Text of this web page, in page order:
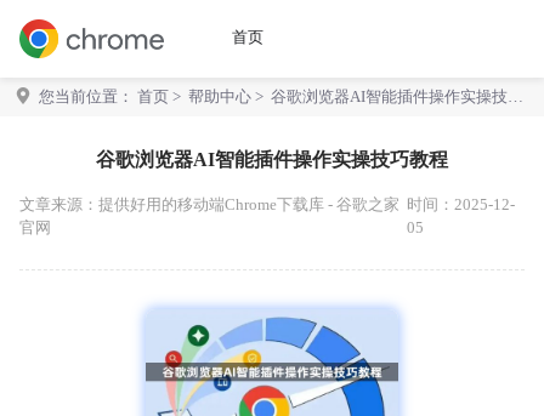
首页
您当前位置： 首页 > 帮助中心 > 谷歌浏览器AI智能插件操作实操技巧
谷歌浏览器AI智能插件操作实操技巧教程
文章来源： 提供好用的移动端Chrome下载库 - 谷歌之家
官网
时间：2025-12-
05